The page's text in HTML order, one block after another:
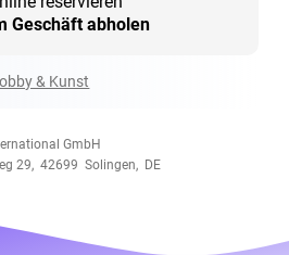
Geschäft abholen
& Kunst
GmbH
29, 42699 Solingen, DE